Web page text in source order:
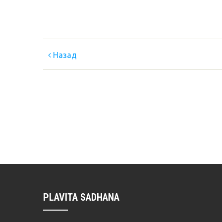
Назад
PLAVITA SADHANA